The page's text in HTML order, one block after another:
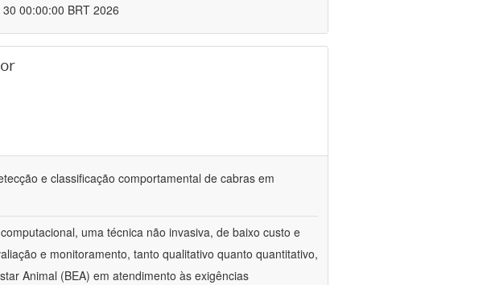
00:00:00 BRT 2026
e classificação comportamental de cabras em
uma técnica não invasiva, de baixo custo e
e monitoramento, tanto qualitativo quanto quantitativo,
Animal (BEA) em atendimento às exigências